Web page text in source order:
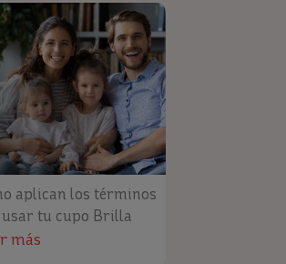
aplican los términos
tu cupo Brilla
más